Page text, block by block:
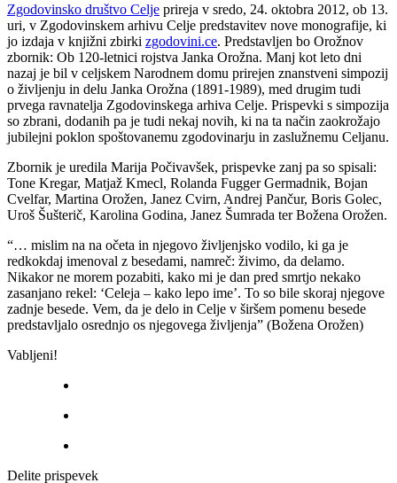
Zgodovinsko društvo Celje prireja v sredo, 24. oktobra 2012, ob 13.
uri, v Zgodovinskem arhivu Celje predstavitev nove monografije, ki
jo izdaja v knjižni zbirki zgodovini.ce. Predstavljen bo Orožnov
zbornik: Ob 120-letnici rojstva Janka Orožna. Manj kot leto dni
nazaj je bil v celjskem Narodnem domu prirejen znanstveni simpozij
o življenju in delu Janka Orožna (1891-1989), med drugim tudi
prvega ravnatelja Zgodovinskega arhiva Celje. Prispevki s simpozija
so zbrani, dodanih pa je tudi nekaj novih, ki na ta način zaokrožajo
jubilejni poklon spoštovanemu zgodovinarju in zaslužnemu Celjanu.
Zbornik je uredila Marija Počivavšek, prispevke zanj pa so spisali:
Tone Kregar, Matjaž Kmecl, Rolanda Fugger Germadnik, Bojan
Cvelfar, Martina Orožen, Janez Cvirn, Andrej Pančur, Boris Golec,
Uroš Šušterič, Karolina Godina, Janez Šumrada ter Božena Orožen.
“… mislim na na očeta in njegovo življenjsko vodilo, ki ga je
redkokdaj imenoval z besedami, namreč: živimo, da delamo.
Nikakor ne morem pozabiti, kako mi je dan pred smrtjo nekako
zasanjano rekel: ‘Celeja – kako lepo ime’. To so bile skoraj njegove
zadnje besede. Vem, da je delo in Celje v širšem pomenu besede
predstavljalo osrednjo os njegovega življenja” (Božena Orožen)
Vabljeni!
Delite prispevek